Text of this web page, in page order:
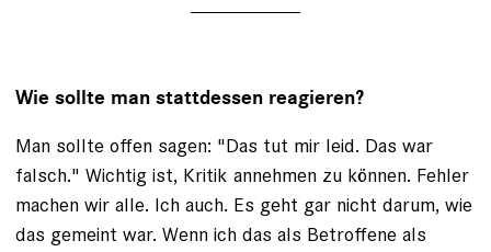
Wie sollte man stattdessen reagieren?
Man sollte offen sagen: "Das tut mir leid. Das war
falsch." Wichtig ist, Kritik annehmen zu können. Fehler
machen wir alle. Ich auch. Es geht gar nicht darum, wie
das gemeint war. Wenn ich das als Betroffene als